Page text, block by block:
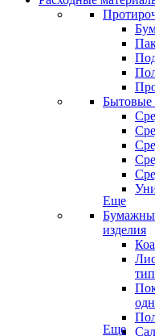
Бытовые
Еще
изделия
Еще